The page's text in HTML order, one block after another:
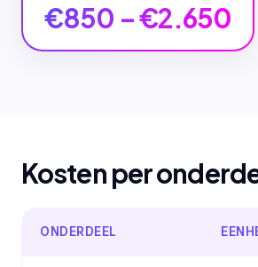
€850 – €2.650
Kosten per
ONDERDEEL